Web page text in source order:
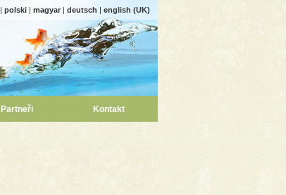
| polski | magyar | deutsch | english (UK)
Partneři Kontakt